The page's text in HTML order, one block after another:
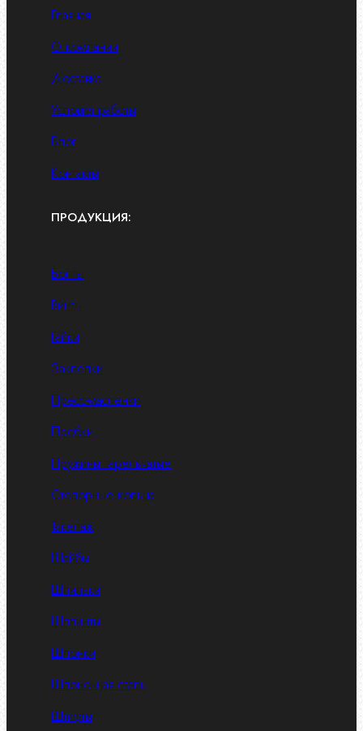
Главная
О компании
Доставка
Условия работы
Блог
Контакты
ПРОДУКЦИЯ:
Болты
Винты
Гайки
Заклепки
Пресс-масленки
Пробки
Пружины тарельчатые
Стопорные кольца
Такелаж
Шайбы
Шпильки
Шплинты
Шпонки
Шпоночная сталь
Штифты